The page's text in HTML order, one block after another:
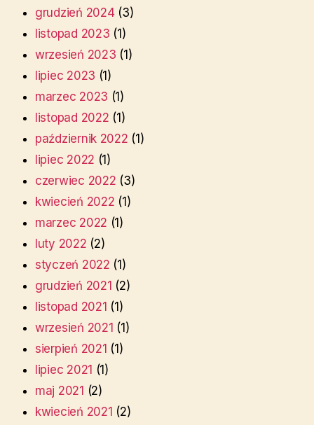
grudzień 2024(3)
listopad 2023 (1)
wrzesień 2023 (1)
lipiec 2023 (1)
marzec 2023 (1)
listopad 2022 (1)
październik 2022 (1)
lipiec 2022 (1)
czerwiec 2022 (3)
kwiecień 2022 (1)
marzec 2022 (1)
luty 2022 (2)
styczeń 2022 (1)
grudzień 2021 (2)
listopad 2021 (1)
wrzesień 2021 (1)
sierpień 2021 (1)
lipiec 2021 (1)
maj 2021 (2)
kwiecień 2021 (2)